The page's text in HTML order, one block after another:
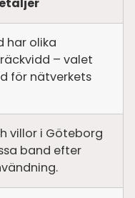
har olika
– valet
för nätverkets
villor i Göteborg
band efter